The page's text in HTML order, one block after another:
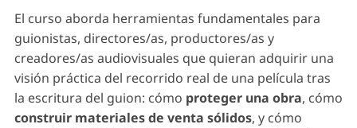
El curso aborda herramientas fundamentales para
guionistas, directores/as, productores/as y
creadores/as audiovisuales que quieran adquirir una
visión práctica del recorrido real de una película tras
la escritura del guion: cómo proteger una obra, cómo
construir materiales de venta sólidos, y cómo